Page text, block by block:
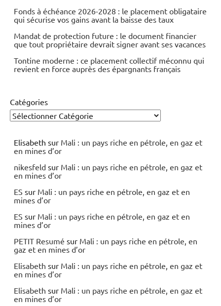
Fonds à échéance 2026-2028 : le placement obligataire
qui sécurise vos gains avant la baisse des taux
Mandat de protection future : le document financier
que tout propriétaire devrait signer avant ses vacances
Tontine moderne : ce placement collectif méconnu qui
revient en force auprès des épargnants français
Catégories
Elisabeth sur Mali : un pays riche en pétrole, en gaz et
en mines d’or
nikesfeld sur Mali : un pays riche en pétrole, en gaz et
en mines d’or
ES sur Mali : un pays riche en pétrole, en gaz et en
mines d’or
ES sur Mali : un pays riche en pétrole, en gaz et en
mines d’or
PETIT Resumé sur Mali : un pays riche en pétrole, en
gaz et en mines d’or
Elisabeth sur Mali : un pays riche en pétrole, en gaz et
en mines d’or
Elisabeth sur Mali : un pays riche en pétrole, en gaz et
en mines d’or